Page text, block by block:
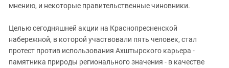
мнению, и некоторые правительственные чиновники.
Целью сегодняшней акции на Краснопресненской
набережной, в которой участвовали пять человек, стал
протест против использования Ахштырского карьера -
памятника природы регионального значения - в качестве